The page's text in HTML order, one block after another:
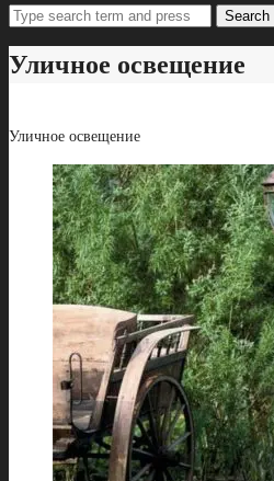
Search
Уличное освещение
Уличное освещение